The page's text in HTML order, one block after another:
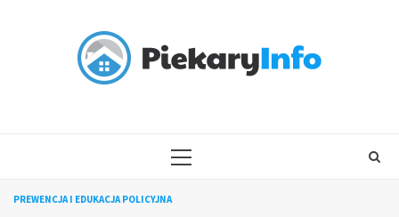
PRIMARY
PREWENCJA I EDUKACJA POLICYJNA